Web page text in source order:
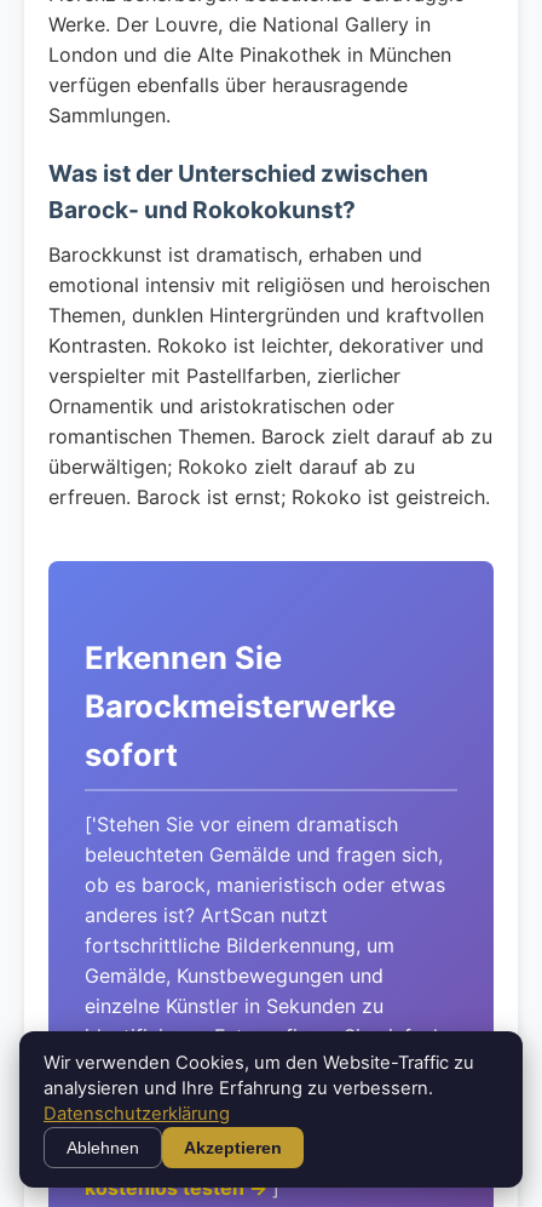
Werke. Der Louvre, die National Gallery in
London und die Alte Pinakothek in München
verfügen ebenfalls über herausragende
Sammlungen.
Was ist der Unterschied zwischen
Barock- und Rokokokunst?
Barockkunst ist dramatisch, erhaben und
emotional intensiv mit religiösen und heroischen
Themen, dunklen Hintergründen und kraftvollen
Kontrasten. Rokoko ist leichter, dekorativer und
verspielter mit Pastellfarben, zierlicher
Ornamentik und aristokratischen oder
romantischen Themen. Barock zielt darauf ab zu
überwältigen; Rokoko zielt darauf ab zu
erfreuen. Barock ist ernst; Rokoko ist geistreich.
Erkennen Sie
Barockmeisterwerke
sofort
['Stehen Sie vor einem dramatisch
beleuchteten Gemälde und fragen sich,
ob es barock, manieristisch oder etwas
anderes ist? ArtScan nutzt
fortschrittliche Bilderkennung, um
Gemälde, Kunstbewegungen und
einzelne Künstler in Sekunden zu
identifizieren. Fotografieren Sie einfach
ein beliebiges Kunstwerk in einem
Museum und erhalten Sie eine
detaillierte Analyse zu Stil, Epoche und
historischem Kontext.', ' ArtScan
kostenlos testen →']
Wir verwenden Cookies, um den Website-Traffic zu
analysieren und Ihre Erfahrung zu verbessern.
Datenschutzerklärung
Ablehnen Akzeptieren